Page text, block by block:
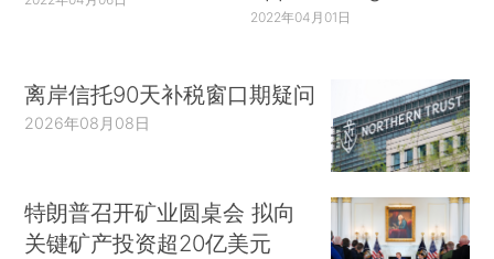
2022年04月01日
离岸信托90天补税窗口期疑问
2026年08月08日
特朗普召开矿业圆桌会 拟向
关键矿产投资超20亿美元